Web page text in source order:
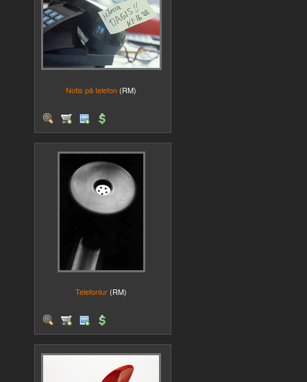
Notis på telefon (RM)
Telefonlur (RM)